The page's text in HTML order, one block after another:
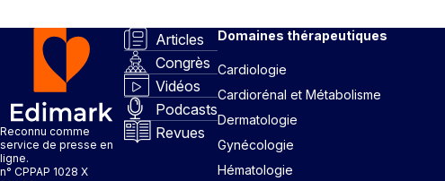
Reconnu comme
service de presse en
ligne.
n° CPPAP 1028 X
Articles
Congrès
Vidéos
Podcasts
Revues
Domaines thérapeutiques
Cardiologie
Cardiorénal et Métabolisme
Dermatologie
Gynécologie
Hématologie